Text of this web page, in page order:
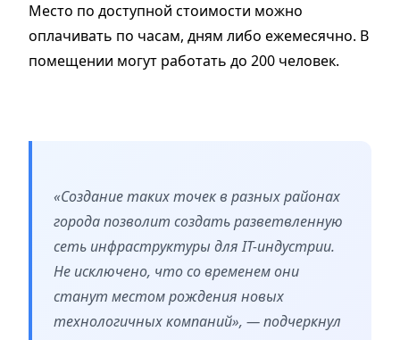
Место по доступной стоимости можно
оплачивать по часам, дням либо ежемесячно. В
помещении могут работать до 200 человек.
«Создание таких точек в разных районах
города позволит создать разветвленную
сеть инфраструктуры для IT-индустрии.
Не исключено, что со временем они
станут местом рождения новых
технологичных компаний», — подчеркнул